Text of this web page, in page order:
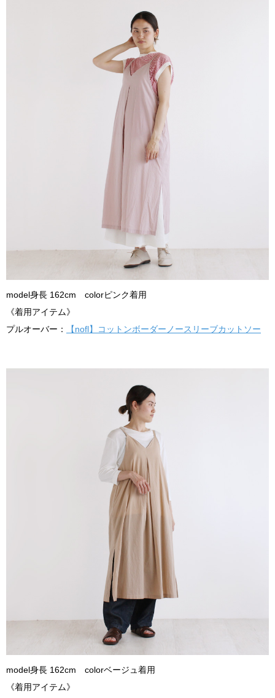
model身長 162cm colorピンク着用
《着用アイテム》
プルオーバー：
【nofl】コットンボーダーノースリーブカットソー
model身長 162cm colorベージュ着用
《着用アイテム》